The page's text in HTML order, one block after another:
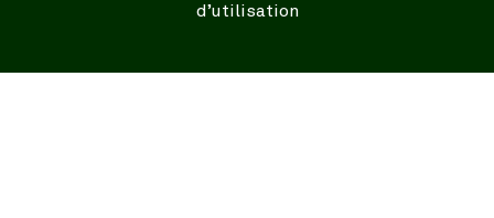
d’utilisation